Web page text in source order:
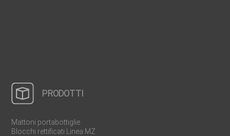
PRODOTTI
Mattoni portabottiglie
Blocchi rettificati Linea MZ